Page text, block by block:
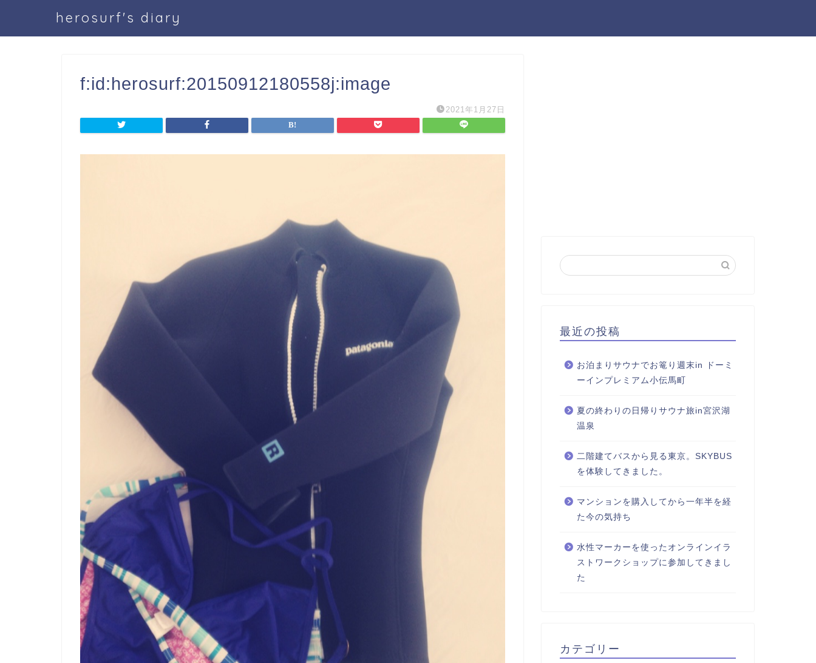
herosurf's diary
f:id:herosurf:20150912180558j:image
2021年1月27日
最近の投稿
お泊まりサウナでお篭り週末in ドーミ
ーインプレミアム小伝馬町
夏の終わりの日帰りサウナ旅in宮沢湖
温泉
二階建てバスから見る東京。SKYBUS
を体験してきました。
マンションを購入してから一年半を経
た今の気持ち
水性マーカーを使ったオンラインイラ
ストワークショップに参加してきまし
た
カテゴリー